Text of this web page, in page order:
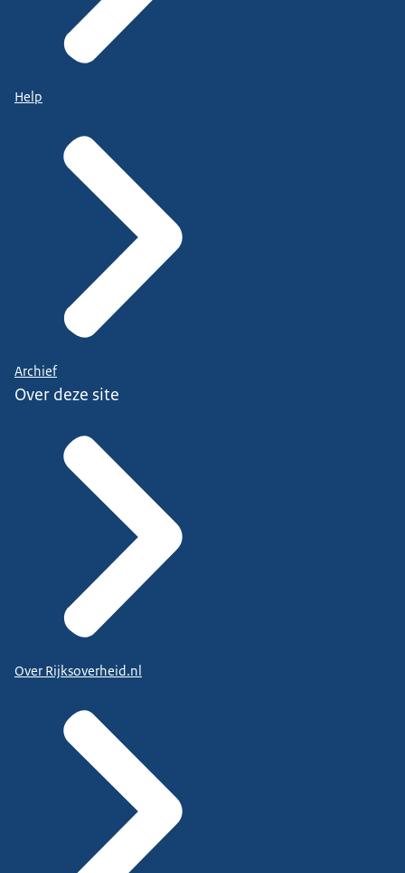
Help
Archief
Over deze site
Over Rijksoverheid.nl